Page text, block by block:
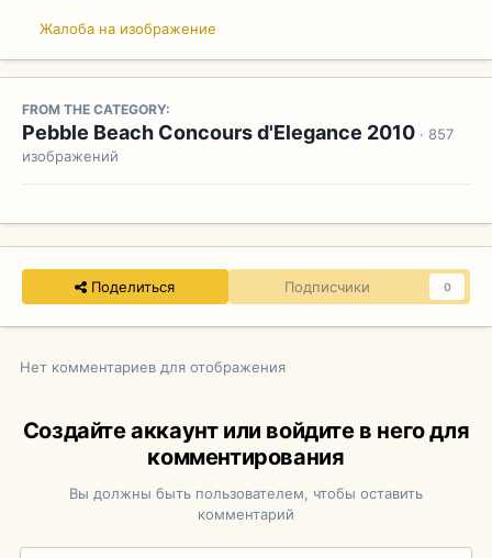
Жалоба на изображение
FROM THE CATEGORY:
Pebble Beach Concours d'Elegance 2010 · 857
изображений
Поделиться Подписчики 0
Нет комментариев для отображения
Создайте аккаунт или войдите в него для
комментирования
Вы должны быть пользователем, чтобы оставить
комментарий